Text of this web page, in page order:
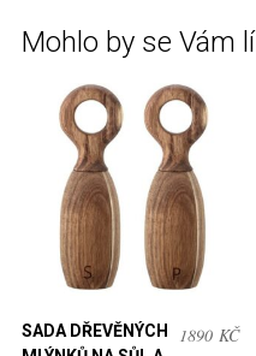
Mohlo by se Vám
SADA DŘEVĚNÝCH
1890KČ